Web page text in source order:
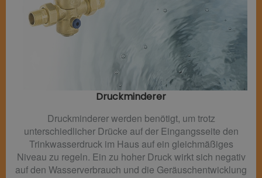
Druckminderer​
Druckminderer werden benötigt, um trotz
unterschiedlicher Drücke auf der Eingangsseite den
Trinkwasserdruck im Haus auf ein gleichmäßiges
Niveau zu regeln. Ein zu hoher Druck wirkt sich negativ
auf den Wasserverbrauch und die Geräuschentwicklung